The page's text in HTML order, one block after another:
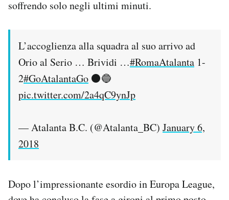
soffrendo solo negli ultimi minuti.
L’accoglienza alla squadra al suo arrivo ad
Orio al Serio … Brividi …#RomaAtalanta 1-
2#GoAtalantaGo ⚫️🔵
pic.twitter.com/2a4qC9ynJp
— Atalanta B.C. (@Atalanta_BC) January 6,
2018
Dopo l’impressionante esordio in Europa League,